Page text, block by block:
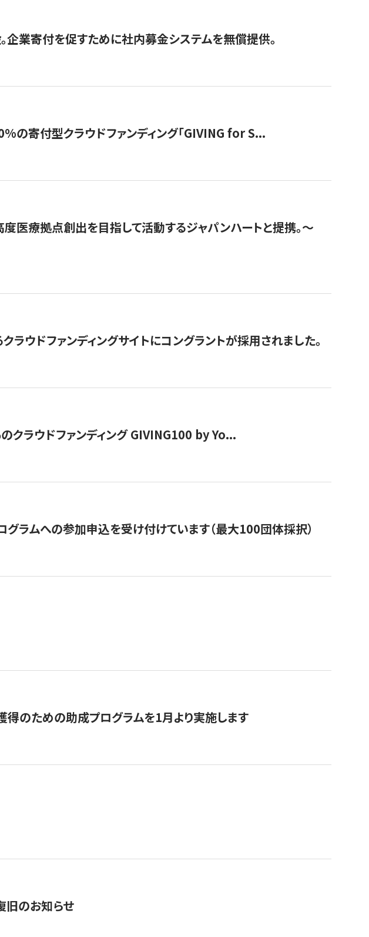
企業寄付を促すために社内募金システムを無償提供。
の寄付型クラウドファンディング「GIVING for S...
医療拠点創出を目指して活動するジャパンハートと提携。〜
ウドファンディングサイトにコングラントが採用されました。
クラウドファンディング GIVING100 by Yo...
ラムへの参加申込を受け付けています（最大100団体採択）
得のための助成プログラムを1月より実施します
旧のお知らせ